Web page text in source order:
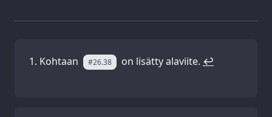
Kohtaan #26.38 on lisätty alaviite. ↩